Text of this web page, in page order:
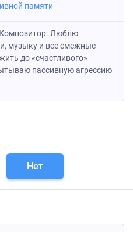
памяти
Люблю
музыку и все смежные
до «счастливого»
пассивную агрессию
Нет